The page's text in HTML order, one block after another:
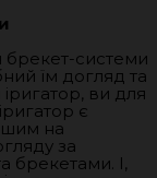
брекет-системи
їм догляд та
ви для
є
на
за
брекетами. І,